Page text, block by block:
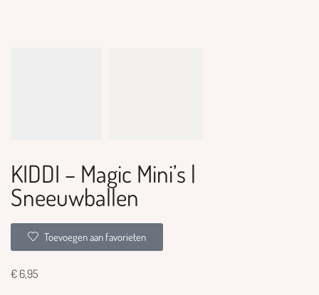
KIDDI – Magic Mini’s |
Sneeuwballen
Toevoegen aan favorieten
€ 6,95